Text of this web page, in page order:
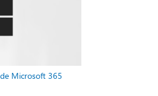
Microsoft 365